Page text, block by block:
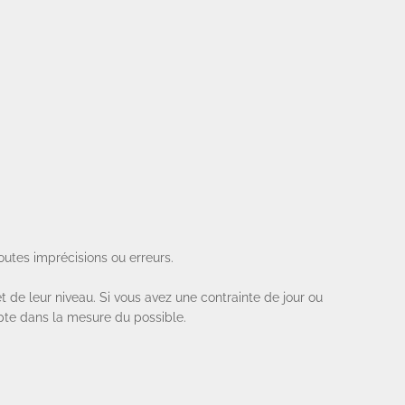
imprécisions ou erreurs.
leur niveau. Si vous avez une contrainte de jour ou
dans la mesure du possible.